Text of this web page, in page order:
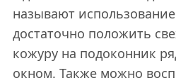
называют
достаточно положить
кожуру на подоконник
окном. Также можно